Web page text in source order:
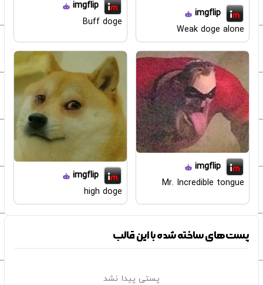
imgflip
Weak doge alone
imgflip
Buff doge
imgflip
Mr. Incredible tongue
imgflip
high doge
پست‌های ساخته شده با این قالب
پستی پیدا نشد